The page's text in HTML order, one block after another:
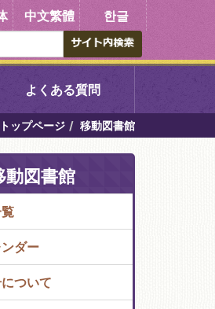
中文繁體 한글
央図書館
図書館
図書館
書館
よくある質問
トップページ 移動図書館
動図書館
ダー
ついて